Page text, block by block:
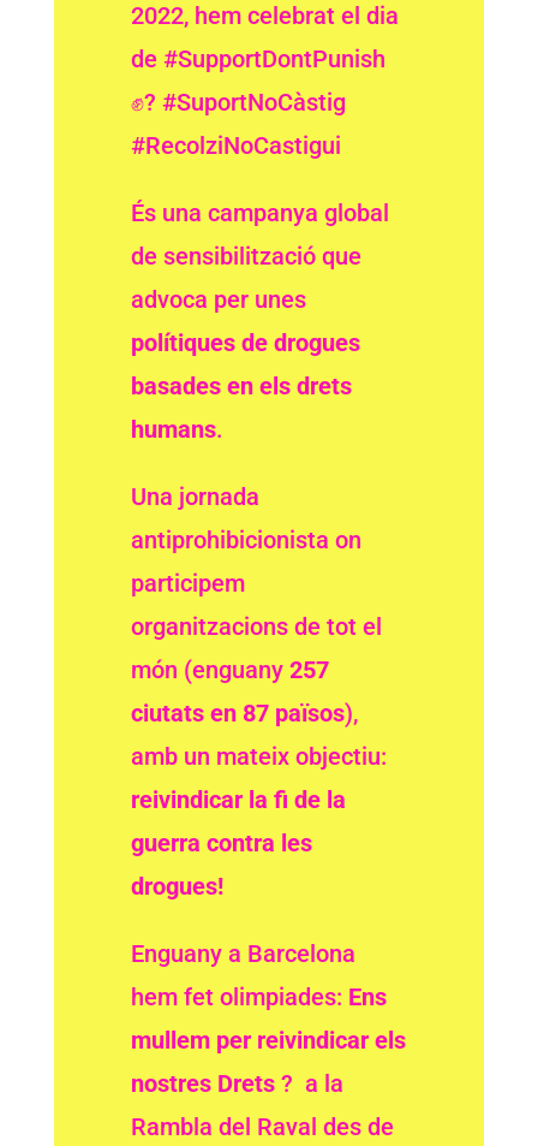
2022, hem celebrat el dia
de #SupportDontPunish
✊? #SuportNoCàstig
#RecolziNoCastigui
És una campanya global
de sensibilització que
advoca per unes
polítiques de drogues
basades en els drets
humans.
Una jornada
antiprohibicionista on
participem
organitzacions de tot el
món (enguany257
ciutats en 87 països),
amb un mateix objectiu:
reivindicar la fi de la
guerra contra les
drogues!
Enguany a Barcelona
hem fet olimpiades: Ens
mullem per reivindicar els
nostres Drets ?a la
Rambla del Raval des de